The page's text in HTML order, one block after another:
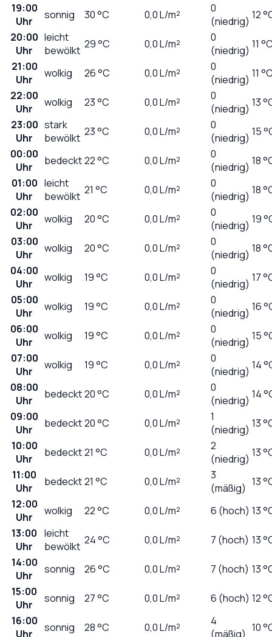
19:00
Uhr
sonnig 30°C 0,0L/m²
0
(niedrig) 12
20:00
Uhr
leicht
bewölkt 29°C 0,0L/m²
0
(niedrig) 11
21:00
Uhr
wolkig 26°C 0,0L/m²
0
(niedrig) 11
22:00
Uhr
wolkig 23°C 0,0L/m²
0
(niedrig) 13
23:00
Uhr
stark
bewölkt 23°C 0,0L/m²
0
(niedrig) 15
00:00
Uhr
bedeckt22°C 0,0L/m²
0
(niedrig) 18
01:00
Uhr
leicht
bewölkt 21 °C 0,0L/m²
0
(niedrig) 18
02:00
Uhr
wolkig 20°C 0,0L/m²
0
(niedrig) 19
03:00
Uhr
wolkig 20°C 0,0L/m²
0
(niedrig) 18
04:00
Uhr
wolkig 19°C 0,0L/m²
0
(niedrig) 17
05:00
Uhr
wolkig 19°C 0,0L/m²
0
(niedrig) 16
06:00
Uhr
wolkig 19°C 0,0L/m²
0
(niedrig) 15
07:00
Uhr
wolkig 19°C 0,0L/m²
0
(niedrig) 14
08:00
Uhr
bedeckt20°C 0,0L/m²
0
(niedrig) 14
09:00
Uhr
bedeckt20°C 0,0L/m²
1
(niedrig) 13
10:00
Uhr
bedeckt21 °C 0,0L/m²
2
(niedrig) 13
11:00
Uhr
bedeckt21 °C 0,0L/m²
3
(mäßig) 13
12:00
Uhr
wolkig 22°C 0,0L/m² 6 (hoch) 13
13:00
Uhr
leicht
bewölkt 24°C 0,0L/m² 7 (hoch) 13
14:00
Uhr
sonnig 26°C 0,0L/m² 7 (hoch) 13
15:00
Uhr
sonnig 27°C 0,0L/m² 6 (hoch) 12
16:00
Uhr
sonnig 28°C 0,0L/m²
4
(mäßig) 10